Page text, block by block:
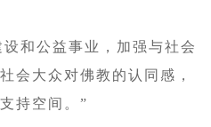
和公益事业，加强与社会
会大众对佛教的认同感，
持空间。”